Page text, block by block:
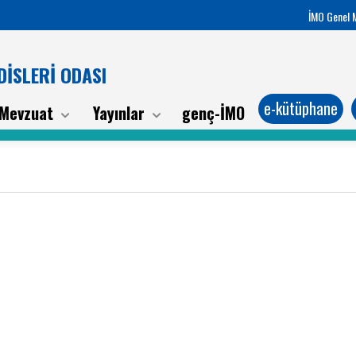
İMO Genel
ODASI
Mevzuat Yayınlar genç-İMO e-kütüphane